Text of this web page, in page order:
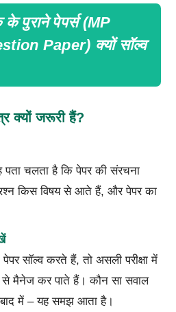
के पुराने पेपर्स (MP
Paper) क्यों सॉल्व
क्यों जरूरी हैं?
पता चलता है कि पेपर की संरचना
किस विषय से आते हैं, और पेपर का
सॉल्व करते हैं, तो असली परीक्षा में
से मैनेज कर पाते हैं। कौन सा सवाल
में – यह समझ आता है।